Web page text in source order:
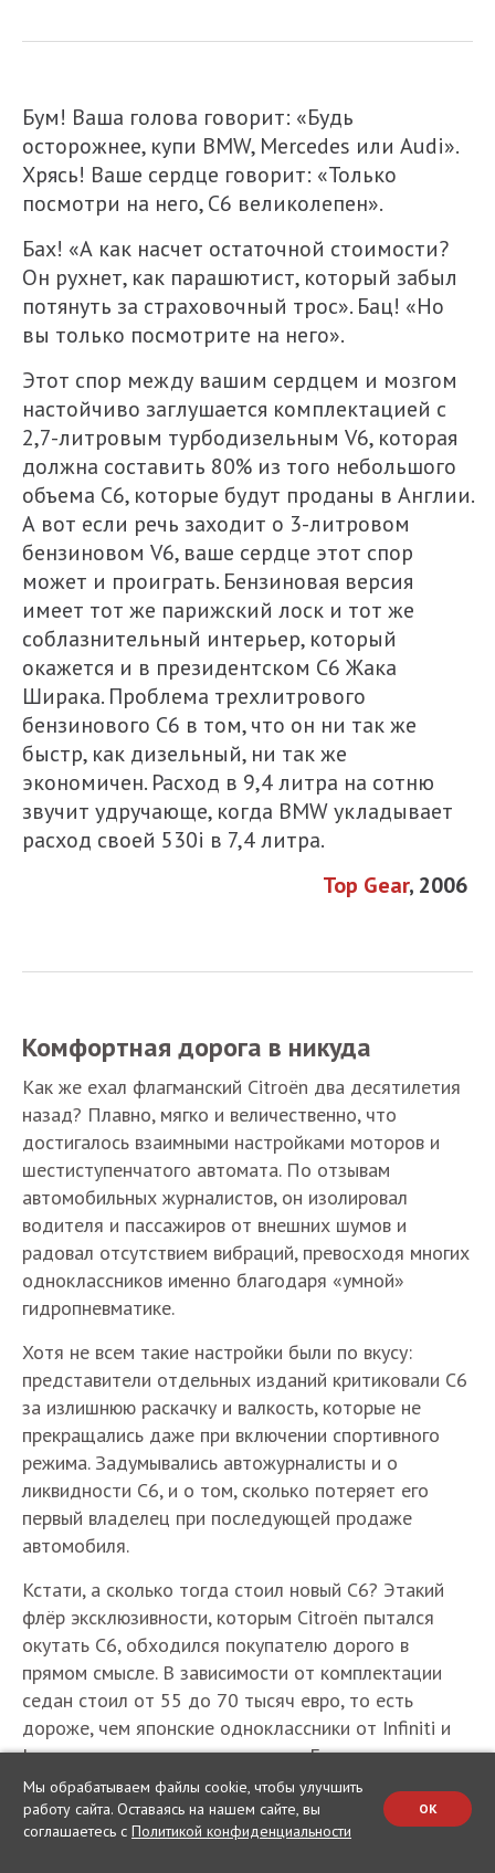
Бум! Ваша голова говорит: «Будь
осторожнее, купи BMW, Mercedes или Audi».
Хрясь! Ваше сердце говорит: «Только
посмотри на него, C6 великолепен».
Бах! «А как насчет остаточной стоимости?
Он рухнет, как парашютист, который забыл
потянуть за страховочный трос». Бац! «Но
вы только посмотрите на него».
Этот спор между вашим сердцем и мозгом
настойчиво заглушается комплектацией с
2,7-литровым турбодизельным V6, которая
должна составить 80% из того небольшого
объема C6, которые будут проданы в Англии.
А вот если речь заходит о 3-литровом
бензиновом V6, ваше сердце этот спор
может и проиграть. Бензиновая версия
имеет тот же парижский лоск и тот же
соблазнительный интерьер, который
окажется и в президентском C6 Жака
Ширака. Проблема трехлитрового
бензинового C6 в том, что он ни так же
быстр, как дизельный, ни так же
экономичен. Расход в 9,4 литра на сотню
звучит удручающе, когда BMW укладывает
расход своей 530i в 7,4 литра.
Top Gear, 2006
Комфортная дорога в никуда
Как же ехал флагманский Citroёn два десятилетия
назад? Плавно, мягко и величественно, что
достигалось взаимными настройками моторов и
шестиступенчатого автомата. По отзывам
автомобильных журналистов, он изолировал
водителя и пассажиров от внешних шумов и
радовал отсутствием вибраций, превосходя многих
одноклассников именно благодаря «умной»
гидропневматике.
Хотя не всем такие настройки были по вкусу:
представители отдельных изданий критиковали С6
за излишнюю раскачку и валкость, которые не
прекращались даже при включении спортивного
режима. Задумывались автожурналисты и о
ликвидности С6, и о том, сколько потеряет его
первый владелец при последующей продаже
автомобиля.
Кстати, а сколько тогда стоил новый С6? Этакий
флёр эксклюзивности, которым Citroën пытался
окутать С6, обходился покупателю дорого в
прямом смысле. В зависимости от комплектации
седан стоил от 55 до 70 тысяч евро, то есть
дороже, чем японские одноклассники от Infiniti и
Lexus в аналогичном оснащении. Более того, его
цена была выше, чем Е-класса от Mercedes,
«пятёрки» BMW и Audi A6 в базовых
комплектациях. При этом главным и едва ли не
Мы обрабатываем файлы cookie, чтобы улучшить
работу сайта. Оставаясь на нашем сайте, вы
соглашаетесь с Политикой конфиденциальности
OK